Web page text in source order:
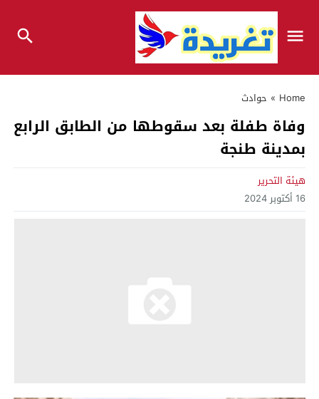
Home
» حوادث
وفاة طفلة بعد سقوطها من الطابق الرابع
بمدينة طنجة
هيئة التحرير
16 أكتوبر 2024